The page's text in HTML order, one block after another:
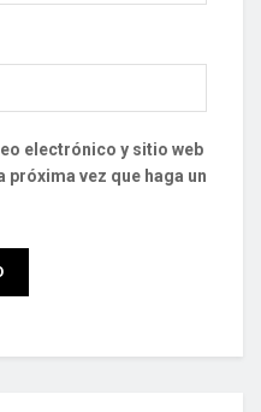
electrónico y sitio web
próxima vez que haga un